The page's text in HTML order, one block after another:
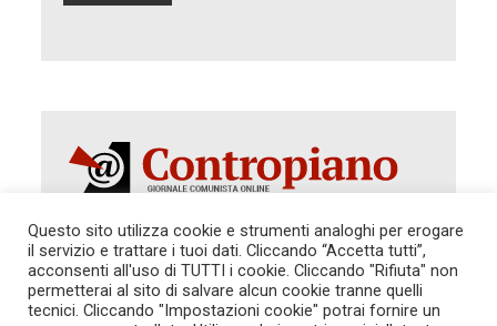
Autorizzazione del Tribunale di Roma 286 del 31
dicembre 2014. Direttore Responsabile: Sergio
Cararo. Indirizzo: V.Casalbruciato 27- sc. B - 00159
Roma -
Questo sito utilizza cookie e strumenti analoghi per erogare
il servizio e trattare i tuoi dati. Cliccando “Accetta tutti”,
acconsenti all'uso di TUTTI i cookie. Cliccando "Rifiuta" non
permetterai al sito di salvare alcun cookie tranne quelli
tecnici. Cliccando "Impostazioni cookie" potrai fornire un